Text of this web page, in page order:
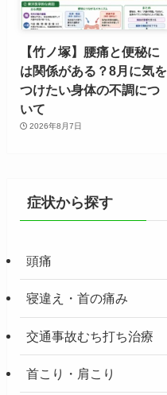
【竹ノ塚】腰痛と便秘に
は関係がある？8月に気を
つけたい身体の不調につ
いて
2026年8月7日
症状から探す
頭痛
寝違え・首の痛み
交通事故むち打ち治療
首こり・肩こり